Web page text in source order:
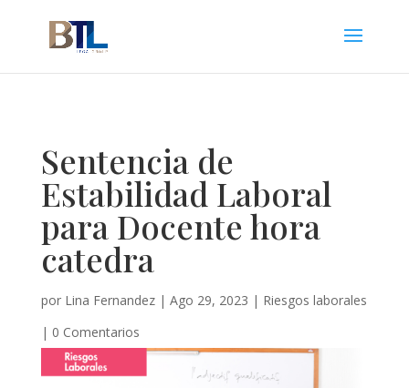
Sentencia de
Estabilidad Laboral
para Docente hora
catedra
por Lina Fernandez| Ago 29, 2023 | Riesgos laborales
| 0 Comentarios